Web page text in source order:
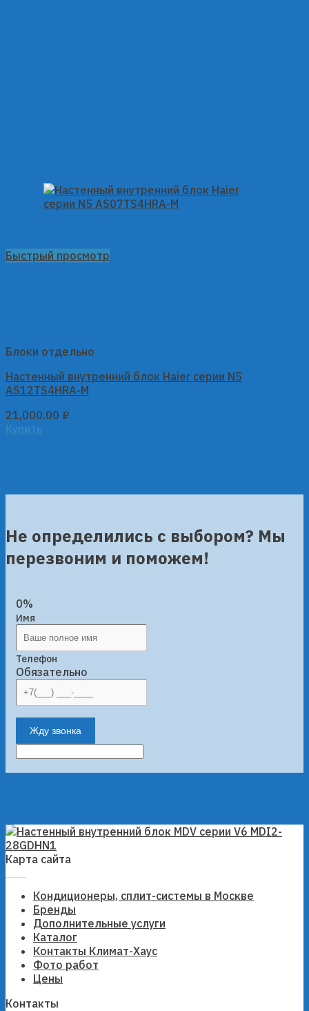
Быстрый просмотр
Блоки отдельно
Настенный внутренний блок Haier серии N5
AS12TS4HRA-M
21,000.00 ₽
Купить
Не определились с выбором? Мы
перезвоним и поможем!
0%
Имя
Телефон
Обязательно
Жду звонка
Карта сайта
Кондиционеры, сплит-системы в Москве
Бренды
Дополнительные услуги
Каталог
Контакты Климат-Хаус
Фото работ
Цены
Контакты